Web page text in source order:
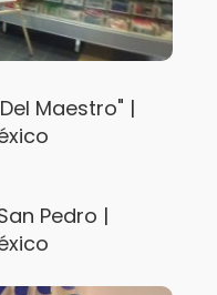
Maestro" |
Pedro |